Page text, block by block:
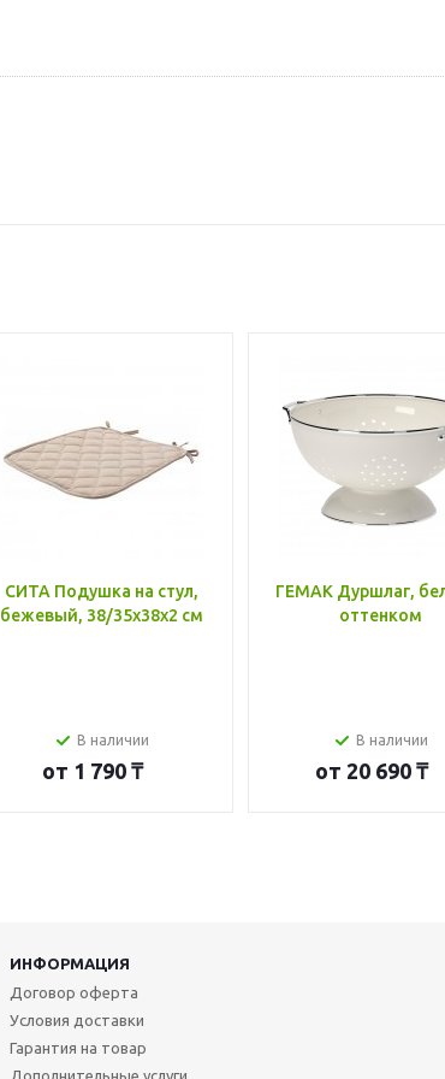
СИТА Подушка на стул,
бежевый, 38/35x38x2 см
В наличии
от 1 790 ₸
ГЕМАК Дуршлаг,
оттенком
В наличии
от 20 690 ₸
ИНФОРМАЦИЯ
Договор оферта
Условия доставки
Гарантия на товар
Дополнительные услуги